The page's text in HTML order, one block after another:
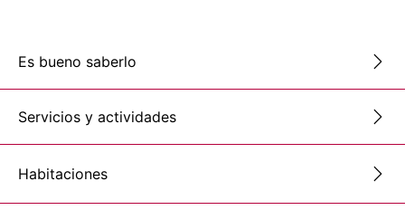
Es bueno saberlo
Servicios y actividades
Habitaciones